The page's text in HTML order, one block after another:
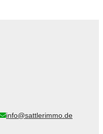
info@sattlerimmo.de